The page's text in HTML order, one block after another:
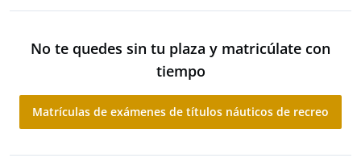
No te quedes sin tu plaza y matricúlate con
tiempo
Matrículas de exámenes de títulos náuticos de recreo